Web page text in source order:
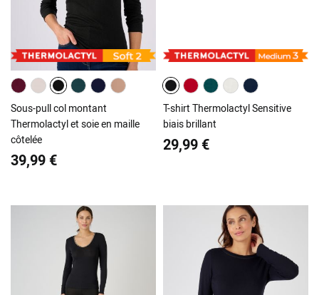
Sous-pull col montant
Thermolactyl et soie en maille
côtelée
39,99 €
T-shirt Thermolactyl Sensitive
biais brillant
29,99 €